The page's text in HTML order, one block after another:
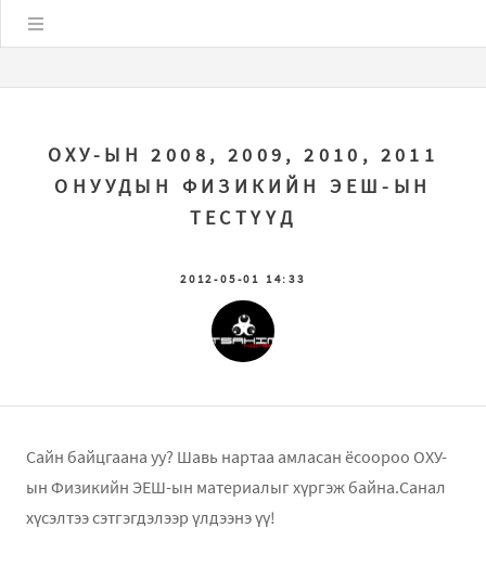
ОХУ-ЫН 2008, 2009, 2010, 2011
ОНУУДЫН ФИЗИКИЙН ЭЕШ-ЫН
ТЕСТҮҮД
2012-05-01 14:33
Сайн байцгаана уу? Шавь нартаа амласан ёсоороо ОХУ-
ын Физикийн ЭЕШ-ын материалыг хүргэж байна.Санал
хүсэлтээ сэтгэгдэлээр үлдээнэ үү!